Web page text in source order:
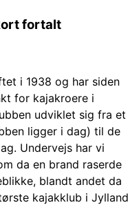
fortalt
i 1938 og har siden
for kajakroere i
udviklet sig fra et
ligger i dag) til de
Undervejs har vi
da en brand raserde
blandt andet da
kajakklub i Jylland